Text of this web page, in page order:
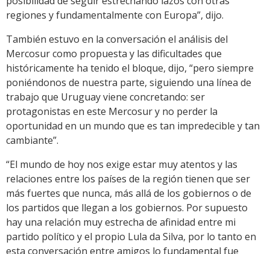
regiones y fundamentalmente con Europa”, dijo.
También estuvo en la conversación el análisis del
Mercosur como propuesta y las dificultades que
históricamente ha tenido el bloque, dijo, “pero siempre
poniéndonos de nuestra parte, siguiendo una línea de
trabajo que Uruguay viene concretando: ser
protagonistas en este Mercosur y no perder la
oportunidad en un mundo que es tan impredecible y tan
cambiante”.
“El mundo de hoy nos exige estar muy atentos y las
relaciones entre los países de la región tienen que ser
más fuertes que nunca, más allá de los gobiernos o de
los partidos que llegan a los gobiernos. Por supuesto
hay una relación muy estrecha de afinidad entre mi
partido político y el propio Lula da Silva, por lo tanto en
esta conversación entre amigos lo fundamental fue